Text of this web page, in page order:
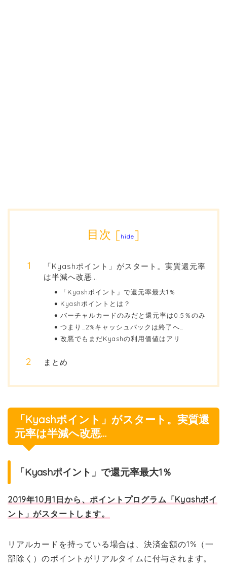
目次 [hide]
「Kyashポイント」がスタート。実質還元率
は半減へ改悪…
「Kyashポイント」で還元率最大1％
Kyashポイントとは？
バーチャルカードのみだと還元率は0.5％のみ
つまり…2%キャッシュバックは終了へ…
改悪でもまだKyashの利用価値はアリ
まとめ
「Kyashポイント」がスタート。実質還
元率は半減へ改悪…
「Kyashポイント」で還元率最大1％
2019年10月1日から、ポイントプログラム「Kyashポイ
ント」がスタートします。
リアルカードを持っている場合は、決済金額の1%（一
部除く）のポイントがリアルタイムに付与されます。